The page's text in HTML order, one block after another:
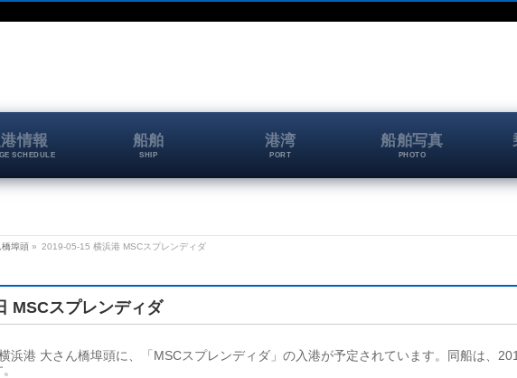
情報
SCHEDULE
船舶
SHIP
港湾
PORT
船舶写真
PHOTO
埠頭 » 2019-05-15 横浜港 MSCスプレンディダ
MSCスプレンディダ
浜港 大さん橋埠頭に、「MSCスプレンディダ」の入港が予定されています。同船は、